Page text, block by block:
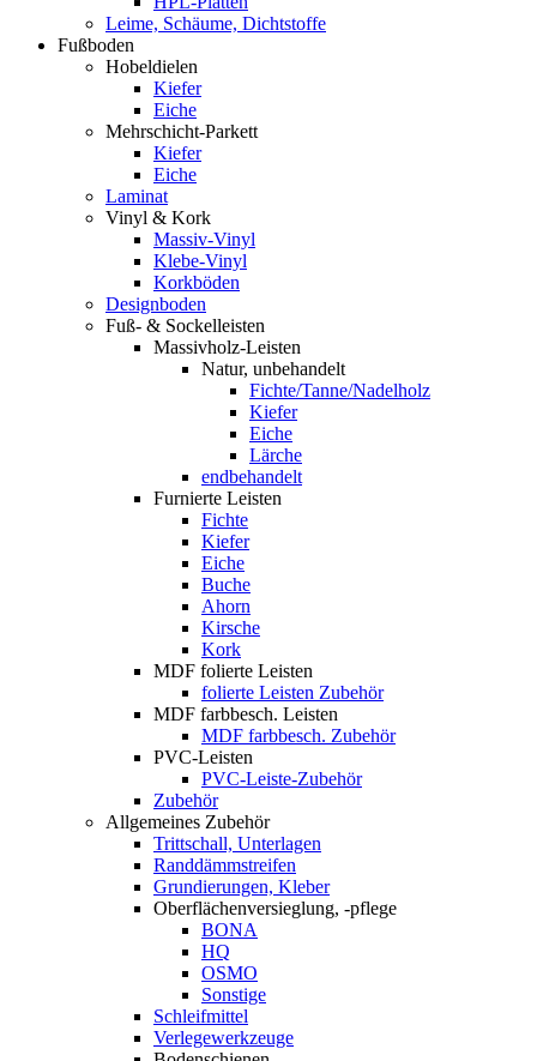
Leime, Schäume, Dichtstoffe
Fußboden
Hobeldielen
Kiefer
Eiche
Mehrschicht-Parkett
Kiefer
Eiche
Laminat
Vinyl & Kork
Massiv-Vinyl
Klebe-Vinyl
Korkböden
Designboden
Fuß- & Sockelleisten
Massivholz-Leisten
Natur, unbehandelt
Fichte/Tanne/Nadelholz
Kiefer
Eiche
Lärche
endbehandelt
Furnierte Leisten
Fichte
Kiefer
Eiche
Buche
Ahorn
Kirsche
Kork
MDF folierte Leisten
folierte Leisten Zubehör
MDF farbbesch. Leisten
MDF farbbesch. Zubehör
PVC-Leisten
PVC-Leiste-Zubehör
Zubehör
Allgemeines Zubehör
Trittschall, Unterlagen
Randdämmstreifen
Grundierungen, Kleber
Oberflächenversieglung, -pflege
BONA
HQ
OSMO
Sonstige
Schleifmittel
Verlegewerkzeuge